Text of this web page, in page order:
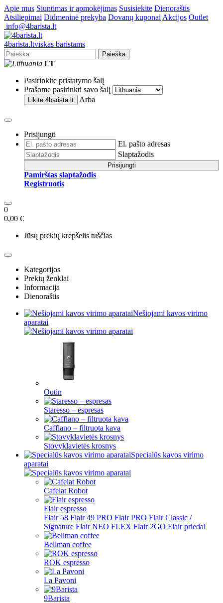
Apie mus Siuntimas ir apmokėjimas Susisiekite Dienoraštis
Atsiliepimai Didmeninė prekyba Dovanų kuponai Akcijos Outlet
info@4barista.lt
4barista.ltviskas baristams
Paieška
LT
Pasirinkite pristatymo šalį
Prašome pasirinkti savo šalį
Likite 4barista.lt Arba
Prisijungti
El. pašto adresas
Slaptažodis
Prisijungti
Pamirštas slaptažodis
Registruotis
0
0,00 €
Jūsų prekių krepšelis tuščias
Kategorijos
Prekių ženklai
Informacija
Dienoraštis
Nešiojami kavos virimo
aparatai
Outin
Staresso – espresas
Cafflano – filtruota kava
Stovyklavietės krosnys
Specialūs kavos virimo
aparatai
Cafelat Robot
Flair espresso
Flair 58 Flair 49 PRO Flair PRO Flair Classic /
Signature Flair NEO FLEX Flair 2GO Flair priedai
Bellman coffee
ROK espresso
La Pavoni
9Barista